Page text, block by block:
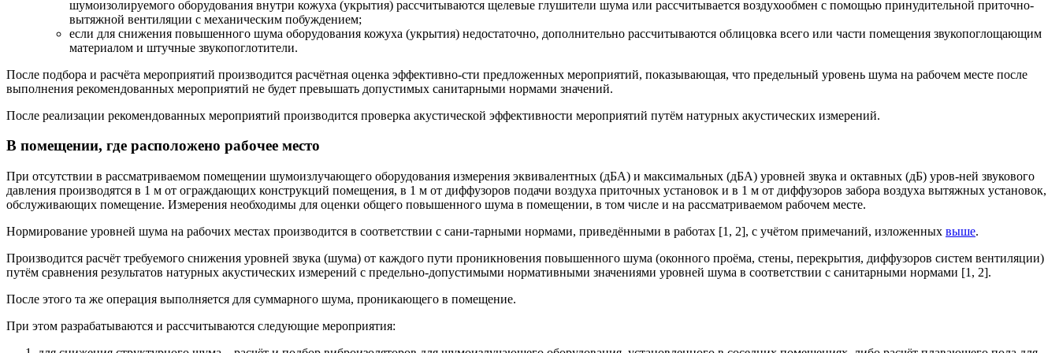
шумоизолируемого оборудования внутри кожуха (укрытия) рассчитываются щелевые глушители шума или рассчитывается воздухообмен с помощью принудительной приточно-
вытяжной вентиляции с механическим побуждением;
если для снижения повышенного шума оборудования кожуха (укрытия) недостаточно, дополнительно рассчитываются облицовка всего или части помещения звукопоглощающим
материалом и штучные звукопоглотители.
После подбора и расчёта мероприятий производится расчётная оценка эффективно-сти предложенных мероприятий, показывающая, что предельный уровень шума на рабочем месте после
выполнения рекомендованных мероприятий не будет превышать допустимых санитарными нормами значений.
После реализации рекомендованных мероприятий производится проверка акустической эффективности мероприятий путём натурных акустических измерений.
В помещении, где расположено рабочее место
При отсутствии в рассматриваемом помещении шумоизлучающего оборудования измерения эквивалентных (дБА) и максимальных (дБА) уровней звука и октавных (дБ) уров-ней звукового
давления производятся в 1 м от ограждающих конструкций помещения, в 1 м от диффузоров подачи воздуха приточных установок и в 1 м от диффузоров забора воздуха вытяжных установок,
обслуживающих помещение. Измерения необходимы для оценки общего повышенного шума в помещении, в том числе и на рассматриваемом рабочем месте.
Нормирование уровней шума на рабочих местах производится в соответствии с сани-тарными нормами, приведёнными в работах [1, 2], с учётом примечаний, изложенных выше.
Производится расчёт требуемого снижения уровней звука (шума) от каждого пути проникновения повышенного шума (оконного проёма, стены, перекрытия, диффузоров систем вентиляции)
путём сравнения результатов натурных акустических измерений с предельно-допустимыми нормативными значениями уровней шума в соответствии с санитарными нормами [1, 2].
После этого та же операция выполняется для суммарного шума, проникающего в помещение.
При этом разрабатываются и рассчитываются следующие мероприятия: